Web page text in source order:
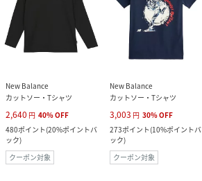
New Balance
カットソー・Tシャツ
2,640 円 40%OFF
480ポイント(20%ポイントバ
ック)
クーポン対象
New Balance
カットソー・Tシャツ
3,003 円 30%OFF
273ポイント(10%ポイントバ
ック)
クーポン対象